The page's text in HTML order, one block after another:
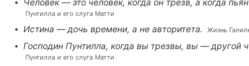
Человек — это человек, когда он трезв, а когда
Пунтилла и его слуга Матти
Истина — дочь времени, а не авторитета. Жизнь
Господин Пунтилла, когда вы трезвы, вы — другой
Пунтилла и его слуга Матти